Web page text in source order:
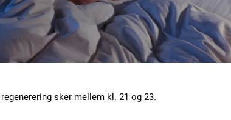
sker mellem kl. 21 og 23.